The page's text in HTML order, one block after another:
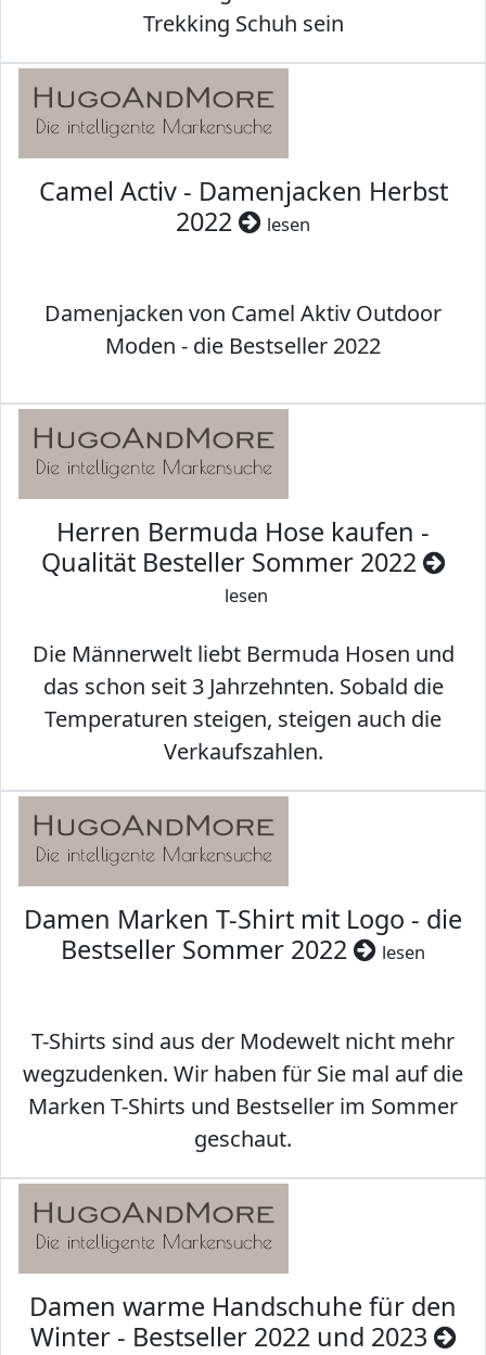
Trekking Schuh sein
Camel Activ - Damenjacken Herbst
2022
lesen
Damenjacken von Camel Aktiv Outdoor
Moden - die Bestseller 2022
Herren Bermuda Hose kaufen -
Qualität Besteller Sommer 2022
lesen
Die Männerwelt liebt Bermuda Hosen und
das schon seit 3 Jahrzehnten. Sobald die
Temperaturen steigen, steigen auch die
Verkaufszahlen.
Damen Marken T-Shirt mit Logo - die
Bestseller Sommer 2022
lesen
T-Shirts sind aus der Modewelt nicht mehr
wegzudenken. Wir haben für Sie mal auf die
Marken T-Shirts und Bestseller im Sommer
geschaut.
Damen warme Handschuhe für den
Winter - Bestseller 2022 und 2023